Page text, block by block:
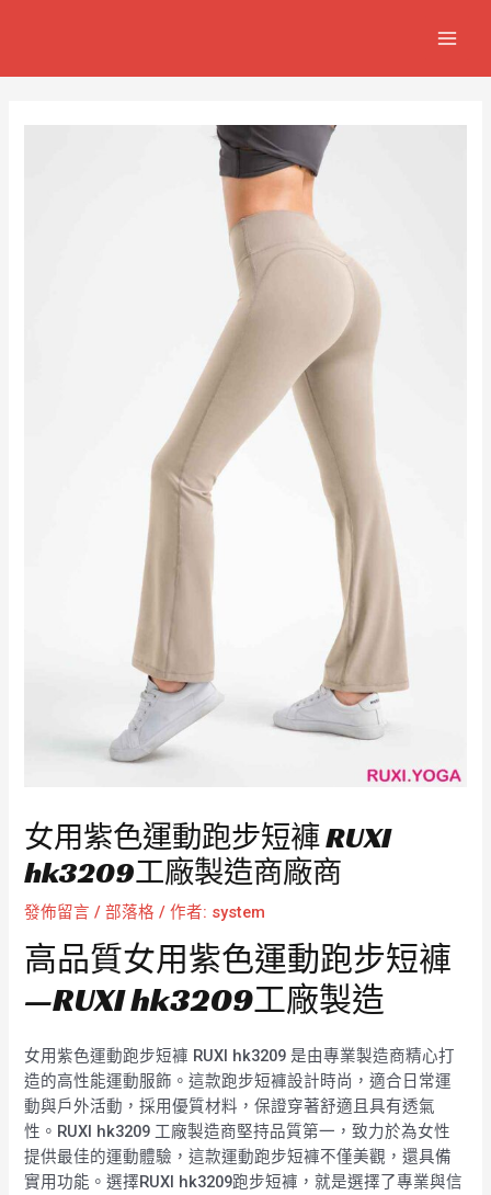
女用紫色運動跑步短褲 RUXI
hk3209工廠製造商廠商
發佈留言 /部落格 / 作者: system
高品質女用紫色運動跑步短褲
—RUXI hk3209工廠製造
女用紫色運動跑步短褲 RUXI hk3209 是由專業製造商精心打
造的高性能運動服飾。這款跑步短褲設計時尚，適合日常運
動與戶外活動，採用優質材料，保證穿著舒適且具有透氣
性。RUXI hk3209 工廠製造商堅持品質第一，致力於為女性
提供最佳的運動體驗，這款運動跑步短褲不僅美觀，還具備
實用功能。選擇RUXI hk3209跑步短褲，就是選擇了專業與信